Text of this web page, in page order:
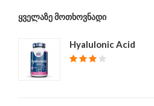
ᲧᲕᲔᲚᲐᲖᲔ ᲛᲝᲗᲮᲝᲕᲜᲐᲓᲘ
Hyalulonic Acid